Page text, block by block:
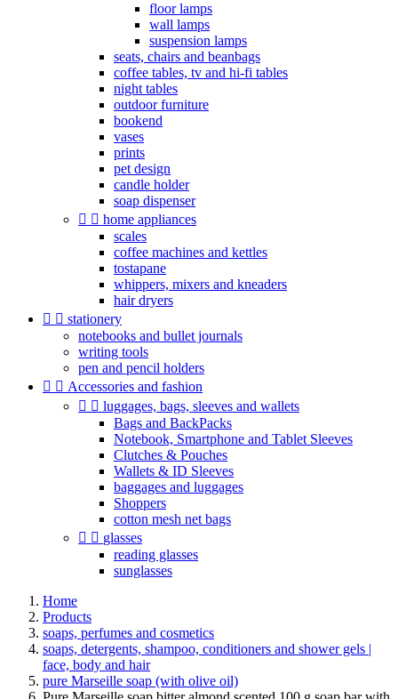
floor lamps
wall lamps
suspension lamps
seats, chairs and beanbags
coffee tables, tv and hi-fi tables
night tables
outdoor furniture
bookend
vases
prints
pet design
candle holder
soap dispenser
  home appliances
scales
coffee machines and kettles
tostapane
whippers, mixers and kneaders
hair dryers
  stationery
notebooks and bullet journals
writing tools
pen and pencil holders
  Accessories and fashion
  luggages, bags, sleeves and wallets
Bags and BackPacks
Notebook, Smartphone and Tablet Sleeves
Clutches & Pouches
Wallets & ID Sleeves
baggages and luggages
Shoppers
cotton mesh net bags
  glasses
reading glasses
sunglasses
Home
Products
soaps, perfumes and cosmetics
soaps, detergents, shampoo, conditioners and shower gels |
face, body and hair
pure Marseille soap (with olive oil)